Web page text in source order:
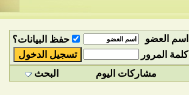
اسم العضو
حفظ البيانات؟
كلمة المرور
مشاركات اليوم البحث